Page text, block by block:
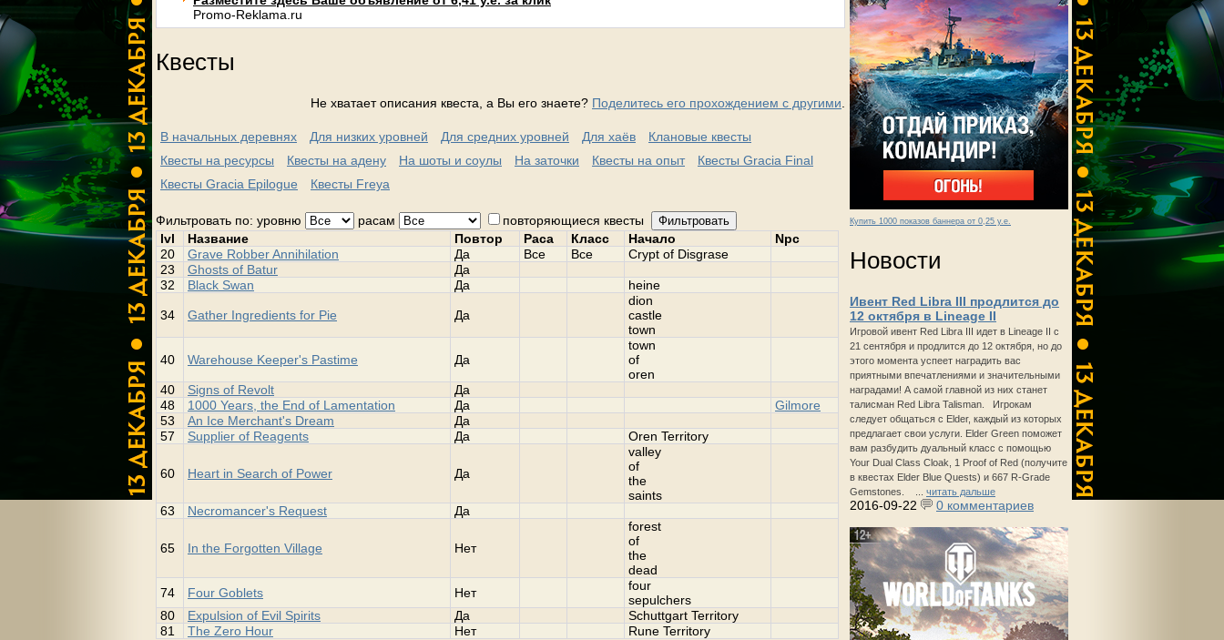
Купить 1000 показов баннера от 0,25 у.е.
Новости
Ивент Red Libra III продлится до
12 октября в Lineage II
Игровой ивент Red Libra III идет в Lineage II с
21 сентября и продлится до 12 октября, но до
этого момента успеет наградить вас
приятными впечатлениями и значительными
наградами! А самой главной из них станет
талисман Red Libra Talisman. Игрокам
следует общаться с Elder, каждый из которых
предлагает свои услуги. Elder Green поможет
вам разбудить дуальный класс с помощью
Your Dual Class Cloak, 1 Proof of Red (получите
в квестах Elder Blue Quests) и 667 R-Grade
Gemstones. ... читать дальше
2016-09-22 0 комментариев
Promo-Reklama.ru
Квесты
Не хватает описания квеста, а Вы его знаете? Поделитесь его прохождением с другими
В начальных деревнях Для низких уровней Для средних уровней Для хаёв
Клановые квесты
Квесты на ресурсы
Квесты на адену На шоты и соулы На заточки Квесты на опыт
Квесты Gracia Final
Квесты Gracia Epilogue
Квесты Freya
Фильтровать по: уровню расам повторяющиеся квесты Фильтровать
lvl Название Повтор Раса Класс Начало
Npc
20
Grave Robber Annihilation Да Все Все
Crypt of Disgrase
23
Ghosts of Batur
Да
32
Black Swan Да heine
34 Gather Ingredients for Pie Да
dion
castle
town
40 Warehouse Keeper's Pastime Да
town
of
oren
40
Signs of Revolt
Да
48
1000 Years, the End of Lamentation Да
Gilmore
53
An Ice Merchant's Dream
Да
57
Supplier of Reagents Да Oren Territory
60 Heart in Search of Power Да
valley
of
the
saints
63
Necromancer's Request Да
65 In the Forgotten Village Нет
forest
of
the
dead
74
Four Goblets Нет
four
sepulchers
80
Expulsion of Evil Spirits Да
Schuttgart Territory
81
The Zero Hour Нет Rune Territory